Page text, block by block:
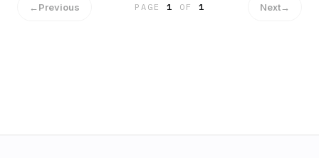
←Previous PAGE1 OF 1 Next→